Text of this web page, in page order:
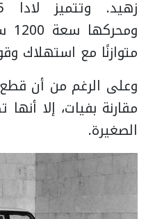
زهيد.
متوازنًا مع استهلاك
وعلى الرغم من أن قطع
مقارنة بفيات، إلا
الصغيرة.